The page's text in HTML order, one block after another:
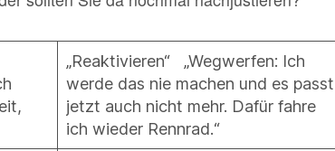
„Reaktivieren“ „Wegwerfen: Ich
werde das nie machen und es passt
jetzt auch nicht mehr. Dafür fahre
ich wieder Rennrad.“